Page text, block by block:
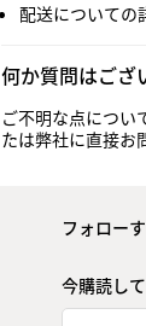
配送についての
何か質問はござ
ご不明な点につい
たは弊社に直接お
フォロー
今購読し